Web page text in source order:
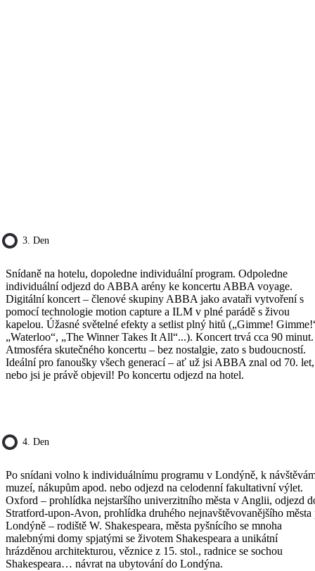
3. Den
Snídaně na hotelu, dopoledne individuální program. Odpoledne
individuální odjezd do ABBA arény ke koncertu ABBA voyage.
Digitální koncert – členové skupiny ABBA jako avataři vytvoření s
pomocí technologie motion capture a ILM v plné parádě s živou
kapelou. Úžasné světelné efekty a setlist plný hitů („Gimme!
„Waterloo“, „The Winner Takes It All“...). Koncert trvá cca 90 minut.
Atmosféra skutečného koncertu – bez nostalgie, zato s budoucností.
Ideální pro fanoušky všech generací – ať už jsi ABBA znal od 70. let,
nebo jsi je právě objevil! Po koncertu odjezd na hotel.
4. Den
Po snídani volno k individuálnímu programu v Londýně, k
muzeí, nákupům apod. nebo odjezd na celodenní fakultativní výlet.
Oxford – prohlídka nejstaršího univerzitního města v Anglii, odjezd
Stratford-upon-Avon, prohlídka druhého nejnavštěvovanějšího města
Londýně – rodiště W. Shakespeara, města pyšnícího se mnoha
malebnými domy spjatými se životem Shakespeara a unikátní
hrázděnou architekturou, věznice z 15. stol., radnice se sochou
Shakespeara… návrat na ubytování do Londýna.